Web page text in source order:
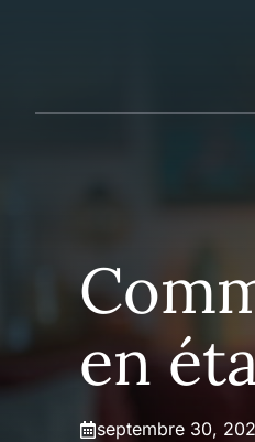
en
septembre 30,